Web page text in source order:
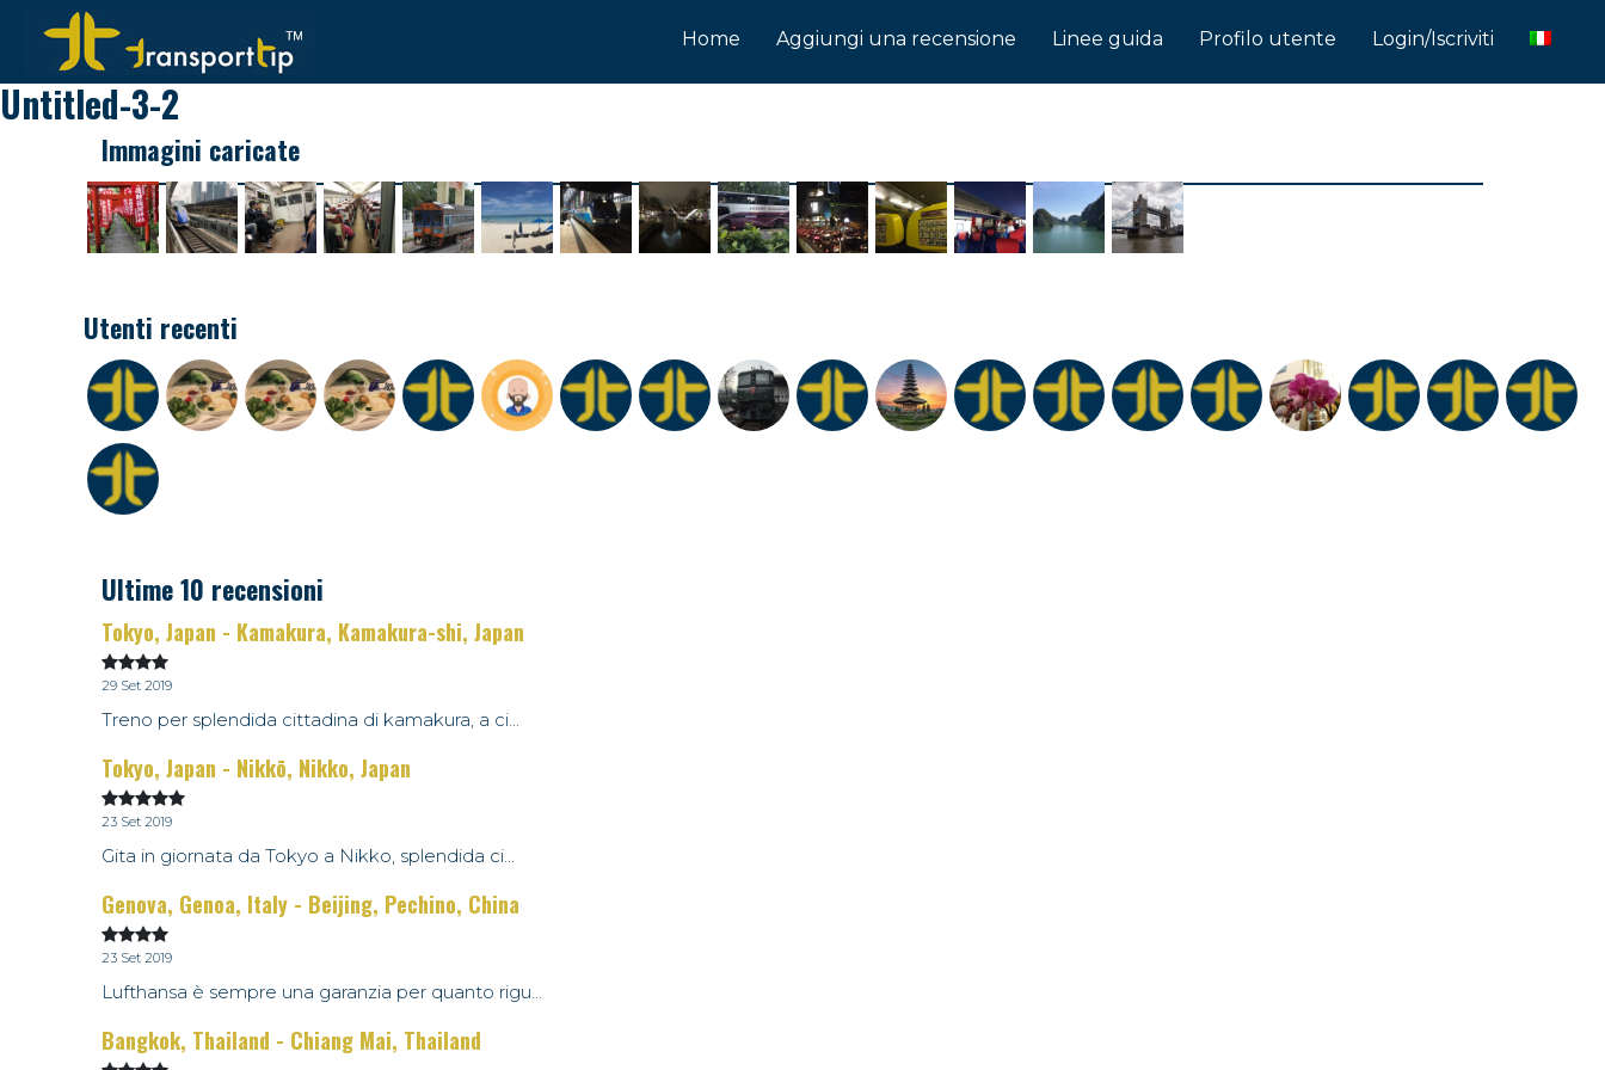
Home Aggiungi una recensione Linee guida Profilo utente Login/Iscriviti
Untitled-3-2
Immagini caricate
Utenti recenti
Ultime 10 recensioni
Tokyo, Japan - Kamakura, Kamakura-shi, Japan
29 Set 2019
Treno per splendida cittadina di kamakura, a ci...
Tokyo, Japan - Nikkō, Nikko, Japan
23 Set 2019
Gita in giornata da Tokyo a Nikko, splendida ci...
Genova, Genoa, Italy - Beijing, Pechino, China
23 Set 2019
Lufthansa è sempre una garanzia per quanto rigu...
Bangkok, Thailand - Chiang Mai, Thailand